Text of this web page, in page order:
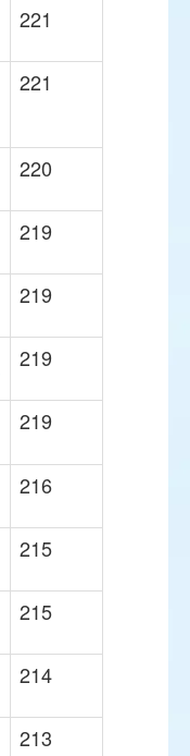
221
221
220
219
219
219
219
216
215
215
214
213